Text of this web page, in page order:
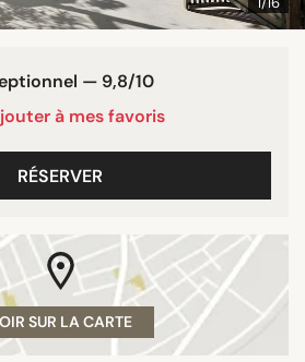
— 9,8/10
à mes favoris
RÉSERVER
SUR LA CARTE